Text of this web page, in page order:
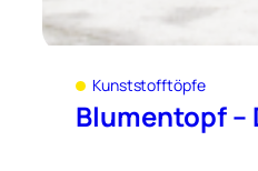
Kunststofftöpfe
Blumentopf –